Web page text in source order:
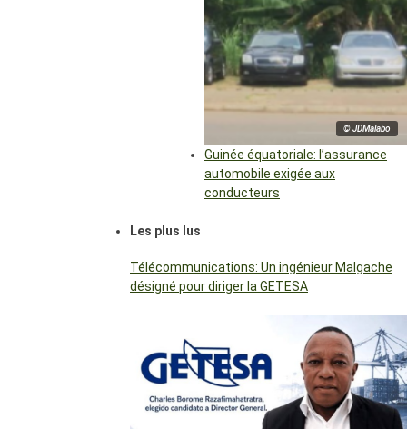
© JDMalabo
Guinée équatoriale: l’assurance
automobile exigée aux
conducteurs
Les plus lus
Télécommunications: Un ingénieur Malgache
désigné pour diriger la GETESA